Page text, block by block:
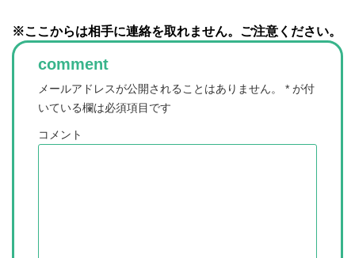
※ここからは相手に連絡を取れません。ご注意ください。
comment
メールアドレスが公開されることはありません。 * が付
いている欄は必須項目です
コメント